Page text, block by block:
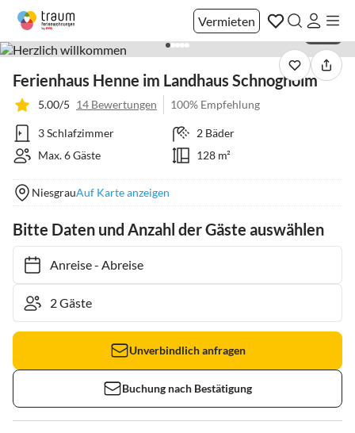
Vermieten
Ferienhaus Henne im Landhaus Schnogholm
5.00/5 14 Bewertungen 100% Empfehlung
3 Schlafzimmer
2 Bäder
Max. 6 Gäste
128 m²
NiesgrauAuf Karte anzeigen
Bitte Daten und Anzahl der Gäste auswählen
Anreise- Abreise
Unverbindlich anfragen
Buchung nach Bestätigung